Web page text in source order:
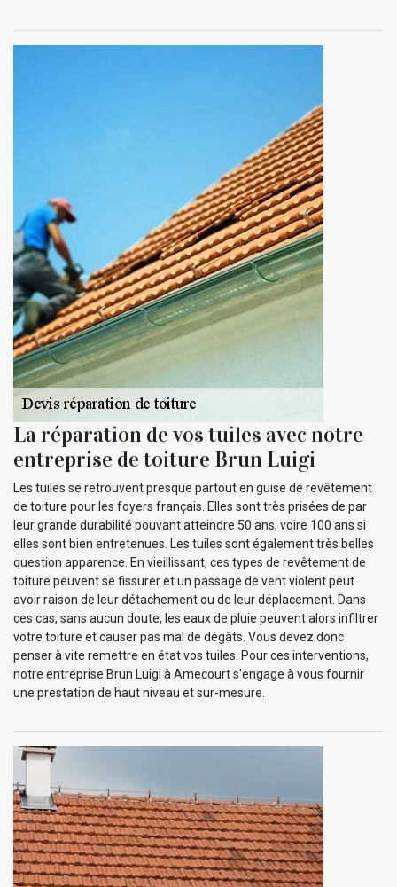
La réparation de vos tuiles avec notre
entreprise de toiture Brun Luigi
Les tuiles se retrouvent presque partout en guise de revêtement
de toiture pour les foyers français. Elles sont très prisées de par
leur grande durabilité pouvant atteindre 50 ans, voire 100 ans si
elles sont bien entretenues. Les tuiles sont également très belles
question apparence. En vieillissant, ces types de revêtement de
toiture peuvent se fissurer et un passage de vent violent peut
avoir raison de leur détachement ou de leur déplacement. Dans
ces cas, sans aucun doute, les eaux de pluie peuvent alors infiltrer
votre toiture et causer pas mal de dégâts. Vous devez donc
penser à vite remettre en état vos tuiles. Pour ces interventions,
notre entreprise Brun Luigi à Amecourt s'engage à vous fournir
une prestation de haut niveau et sur-mesure.